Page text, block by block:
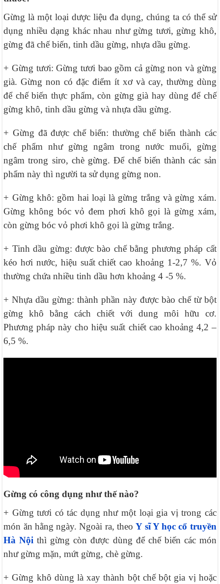
Gừng là một loại dược liệu đa dụng, chúng ta có thể sử
dụng nhiều dạng khác nhau như gừng tươi, gừng khô,
gừng đã chế biến, tinh dầu gừng, nhựa dầu gừng.
+ Gừng tươi: Gừng tươi bao gồm cả gừng non và gừng
già. Gừng non có đặc điểm ít xơ và cay, thường dùng
để chế biến thực phẩm, còn gừng già hay dùng để chế
gừng khô, tinh dầu gừng và nhựa dầu gừng.
+ Gừng đã được chế biến: thường chế biến thành các
chế phẩm như gừng ngâm trong nước muối, gừng
ngâm trong siro, chè gừng. Để chế biến thành các sản
phẩm này thì người ta sử dụng gừng non.
+ Gừng khô: gồm hai loại là gừng trắng và gừng xám.
Gừng không bóc vỏ đem phơi khô gọi là gừng xám,
còn gừng bóc vỏ phơi khô gọi là gừng trắng.
+ Tinh dầu gừng: được bào chế bằng phương pháp cất
kéo hơi nước, hiệu suất chiết cao khoảng 1-2,7 %. Vỏ
thường chứa nhiều tinh dầu hơn khoảng 4 -5 %.
+ Nhựa dầu gừng: thành phần này được bào chế từ bột
gừng khô bằng cách chiết với dung môi hữu cơ.
Phương pháp này cho hiệu suất chiết cao khoảng 4,2 –
6,5 %.
Gừng có công dụng như thế nào?
+ Gừng tươi có tác dụng như một loại gia vị trong các
món ăn hằng ngày. Ngoài ra, theoY sĩ Y học cổ truyền
Hà Nội thì gừng còn được dùng để chế biến các món
như gừng mặn, mứt gừng, chè gừng.
+ Gừng khô dùng là xay thành bột chế bột gia vị hoặc